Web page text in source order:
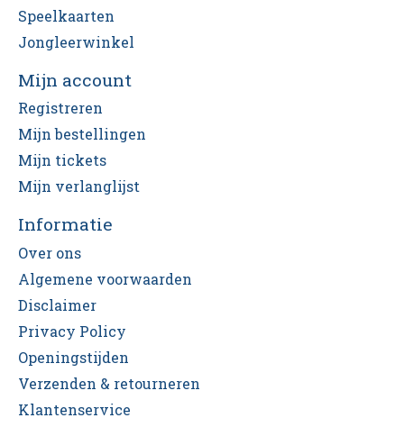
Speelkaarten
Jongleerwinkel
Mijn account
Registreren
Mijn bestellingen
Mijn tickets
Mijn verlanglijst
Informatie
Over ons
Algemene voorwaarden
Disclaimer
Privacy Policy
Openingstijden
Verzenden & retourneren
Klantenservice